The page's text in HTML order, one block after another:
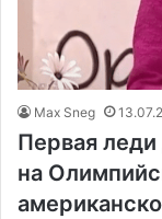
Max Sneg
Первая
на